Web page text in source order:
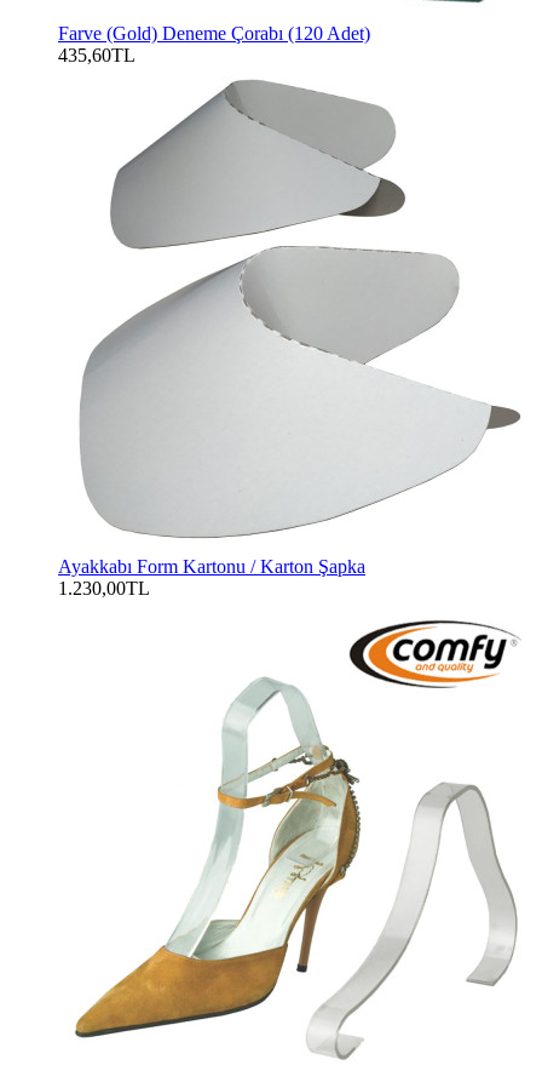
Farve (Gold) Deneme Çorabı (120 Adet)
435,60TL
Ayakkabı Form Kartonu / Karton Şapka
1.230,00TL